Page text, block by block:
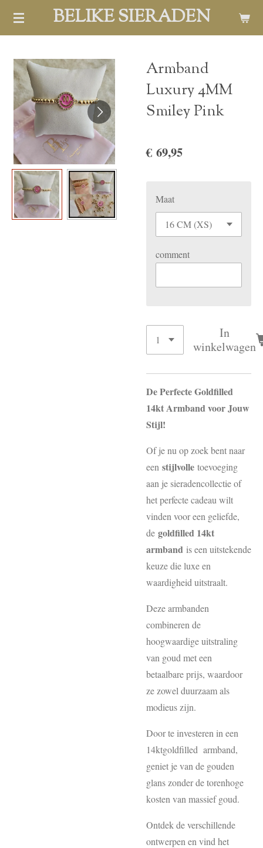
Ga
de
hoofdinhoud
BELIKE SIERADEN
Armband
Luxury 4MM
Smiley Pink
€ 69,95
Maat
comment
In
winkelwagen
De Perfecte Goldfilled
14kt Armband voor Jouw
Stijl!
Of je nu op zoek bent naar
een stijlvolle toevoeging
aan je sieradencollectie of
het perfecte cadeau wilt
vinden voor een geliefde,
de goldfilled 14kt
armband is een uitstekende
keuze die luxe en
waardigheid uitstraalt.
Deze armbanden
combineren de
hoogwaardige uitstraling
van goud met een
betaalbare prijs, waardoor
ze zowel duurzaam als
modieus zijn.
Door te investeren in een
14ktgoldfilled armband,
geniet je van de gouden
glans zonder de torenhoge
kosten van massief goud.
Ontdek de verschillende
ontwerpen en vind het